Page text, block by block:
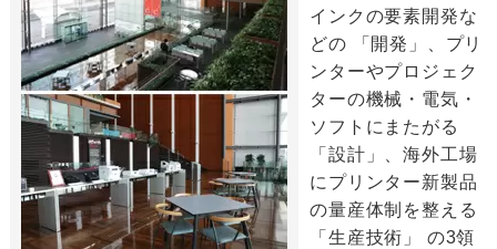
インクの要素開発な
どの 「開発」、プリ
ンターやプロジェク
ターの機械・電気・
ソフトにまたがる
「設計」、海外工場
にプリンター新製品
の量産体制を整える
「生産技術」 の3領